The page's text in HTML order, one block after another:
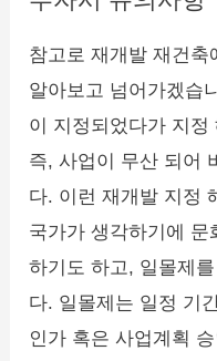
참고로 재개발 재건축
알아보고 넘어가겠습
이 지정되었다가 지
즉, 사업이 무산 되어
다. 이런 재개발 지정
국가가 생각하기에
하기도 하고, 일몰제
다. 일몰제는 일정 기
인가 혹은 사업계획